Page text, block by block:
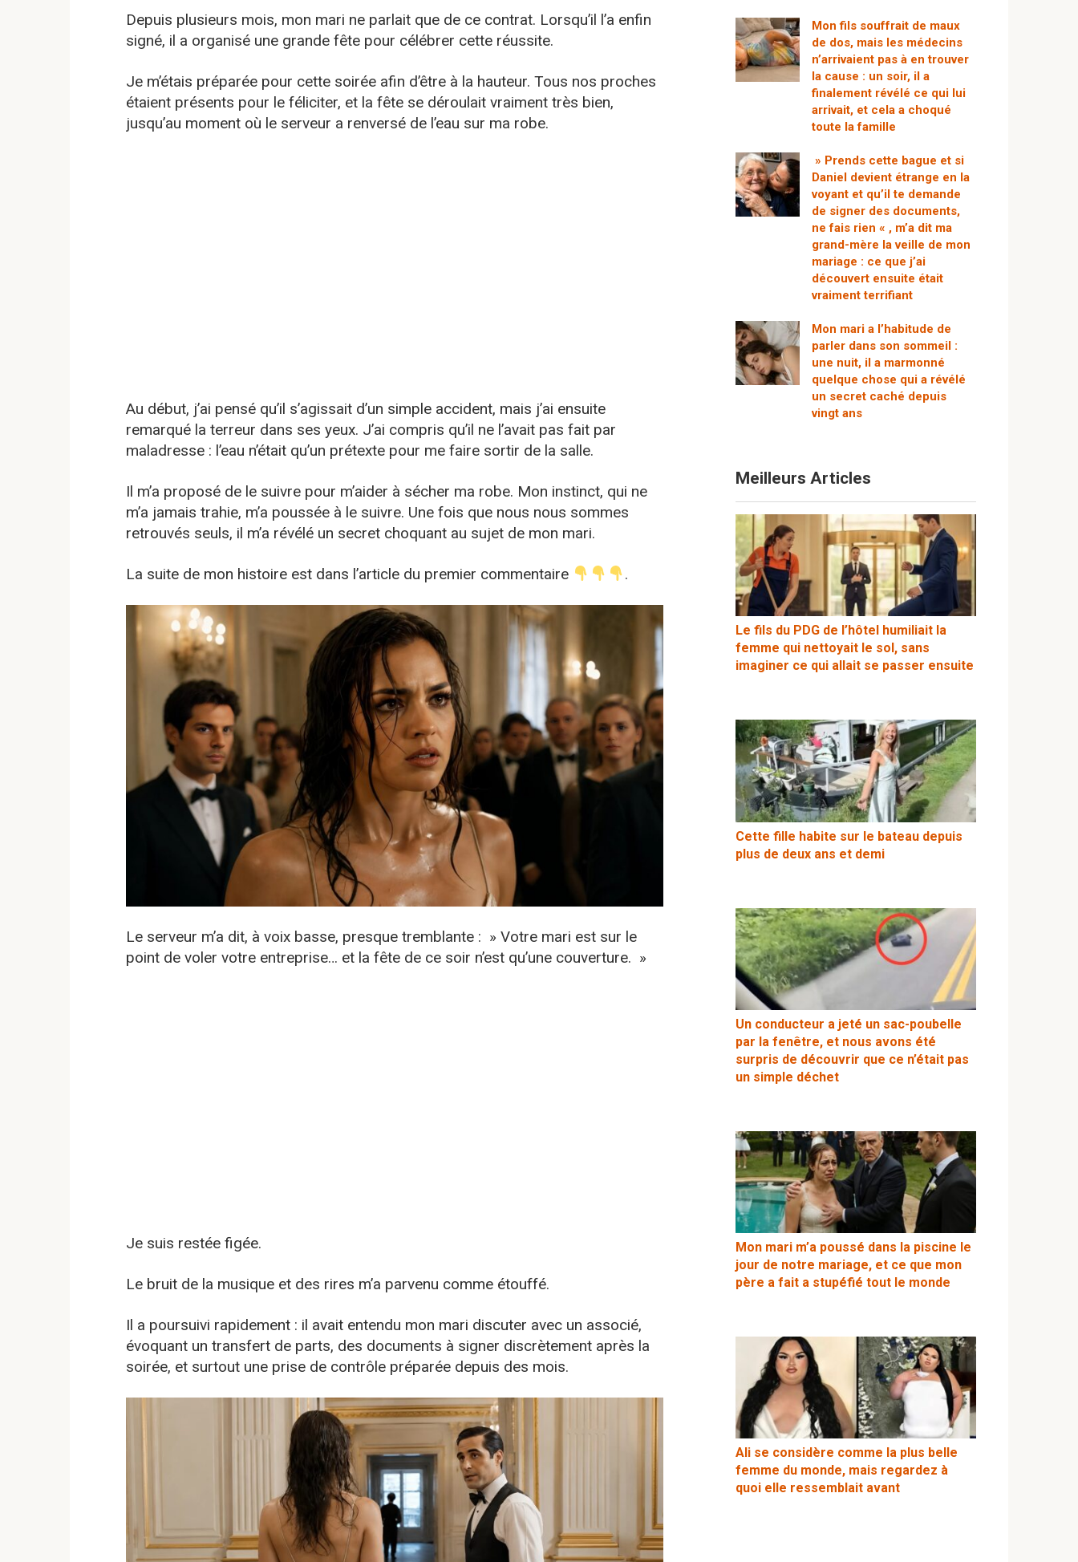
Depuis plusieurs mois, mon mari ne parlait que de ce contrat. Lorsqu’il l’a enfin
signé, il a organisé une grande fête pour célébrer cette réussite.
Je m’étais préparée pour cette soirée afin d’être à la hauteur. Tous nos proches
étaient présents pour le féliciter, et la fête se déroulait vraiment très bien,
jusqu’au moment où le serveur a renversé de l’eau sur ma robe.
Au début, j’ai pensé qu’il s’agissait d’un simple accident, mais j’ai ensuite
remarqué la terreur dans ses yeux. J’ai compris qu’il ne l’avait pas fait par
maladresse : l’eau n’était qu’un prétexte pour me faire sortir de la salle.
Il m’a proposé de le suivre pour m’aider à sécher ma robe. Mon instinct, qui ne
m’a jamais trahie, m’a poussée à le suivre. Une fois que nous nous sommes
retrouvés seuls, il m’a révélé un secret choquant au sujet de mon mari.
La suite de mon histoire est dans l’article du premier commentaire .
Le serveur m’a dit, à voix basse, presque tremblante : » Votre mari est sur le
point de voler votre entreprise… et la fête de ce soir n’est qu’une couverture. »
Je suis restée figée.
Le bruit de la musique et des rires m’a parvenu comme étouffé.
Il a poursuivi rapidement : il avait entendu mon mari discuter avec un associé,
évoquant un transfert de parts, des documents à signer discrètement après la
soirée, et surtout une prise de contrôle préparée depuis des mois.
Mon fils souffrait de maux
de dos, mais les médecins
n’arrivaient pas à en trouver
la cause : un soir, il a
finalement révélé ce qui lui
arrivait, et cela a choqué
toute la famille
» Prends cette bague et si
Daniel devient étrange en la
voyant et qu’il te demande
de signer des documents,
ne fais rien « , m’a dit ma
grand-mère la veille de mon
mariage : ce que j’ai
découvert ensuite était
vraiment terrifiant
Mon mari a l’habitude de
parler dans son sommeil :
une nuit, il a marmonné
quelque chose qui a révélé
un secret caché depuis
vingt ans
Meilleurs Articles
Le fils du PDG de l’hôtel humiliait la
femme qui nettoyait le sol, sans
imaginer ce qui allait se passer ensuite
Cette fille habite sur le bateau depuis
plus de deux ans et demi
Un conducteur a jeté un sac-poubelle
par la fenêtre, et nous avons été
surpris de découvrir que ce n’était pas
un simple déchet
Mon mari m’a poussé dans la piscine le
jour de notre mariage, et ce que mon
père a fait a stupéfié tout le monde
Ali se considère comme la plus belle
femme du monde, mais regardez à
quoi elle ressemblait avant